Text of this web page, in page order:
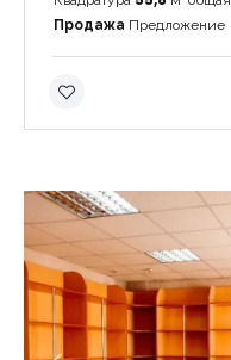
Продажа Предложение